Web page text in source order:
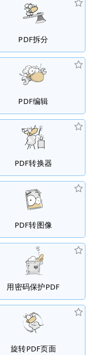
PDF拆分
PDF编辑
PDF转换器
PDF转图像
用密码保护PDF
旋转PDF页面